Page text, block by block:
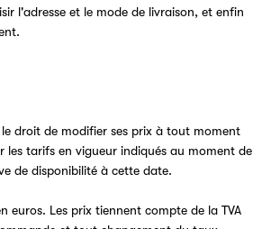
l'adresse et le mode de livraison, et enfin
le droit de modifier ses prix à tout moment
les tarifs en vigueur indiqués au moment de
de disponibilité à cette date.
euros. Les prix tiennent compte de la TVA